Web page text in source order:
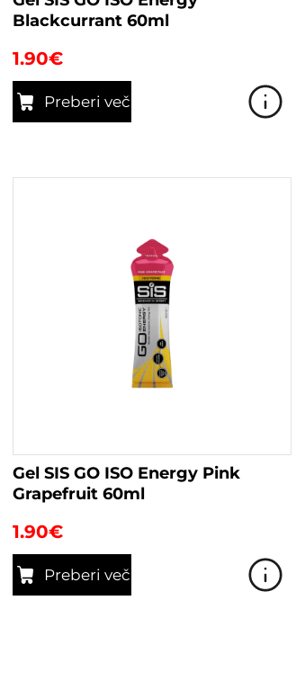
Blackcurrant 60ml
1.90€
Preberi več
Gel SIS GO ISO Energy Pink
Grapefruit 60ml
1.90€
Preberi več